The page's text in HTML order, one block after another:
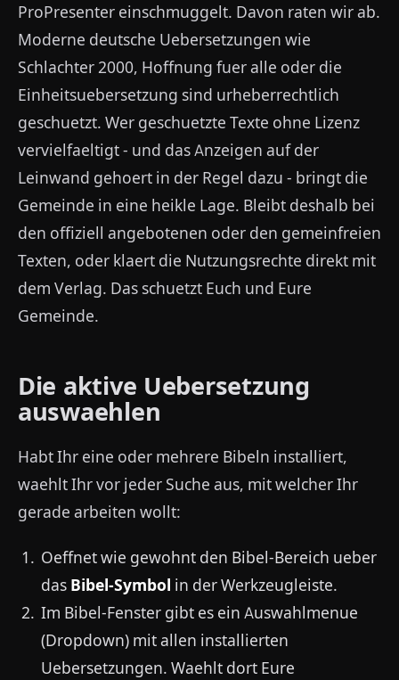
ProPresenter einschmuggelt. Davon raten wir ab.
Moderne deutsche Uebersetzungen wie
Schlachter 2000, Hoffnung fuer alle oder die
Einheitsuebersetzung sind urheberrechtlich
geschuetzt. Wer geschuetzte Texte ohne Lizenz
vervielfaeltigt - und das Anzeigen auf der
Leinwand gehoert in der Regel dazu - bringt die
Gemeinde in eine heikle Lage. Bleibt deshalb bei
den offiziell angebotenen oder den gemeinfreien
Texten, oder klaert die Nutzungsrechte direkt mit
dem Verlag. Das schuetzt Euch und Eure
Gemeinde.
Die aktive Uebersetzung
auswaehlen
Habt Ihr eine oder mehrere Bibeln installiert,
waehlt Ihr vor jeder Suche aus, mit welcher Ihr
gerade arbeiten wollt:
Oeffnet wie gewohnt den Bibel-Bereich ueber
das Bibel-Symbol in der Werkzeugleiste.
Im Bibel-Fenster gibt es ein Auswahlmenue
(Dropdown) mit allen installierten
Uebersetzungen. Waehlt dort Eure